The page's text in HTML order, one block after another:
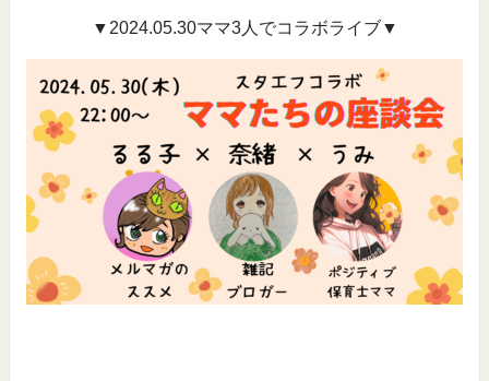
▼2024.05.30ママ3人でコラボライブ▼